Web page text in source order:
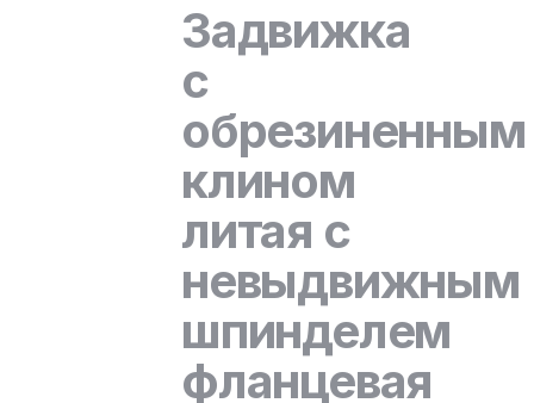
Задвижка
с
обрезиненным
клином
литая с
невыдвижным
шпинделем
фланцевая